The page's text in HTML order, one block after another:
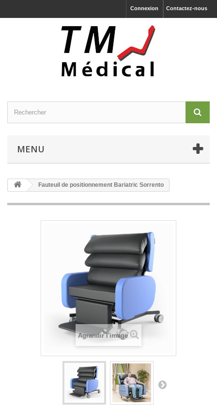
Contactez-nous
Connexion
MENU
Fauteuil de positionnement Bariatric Sorrento
Agrandir l'image